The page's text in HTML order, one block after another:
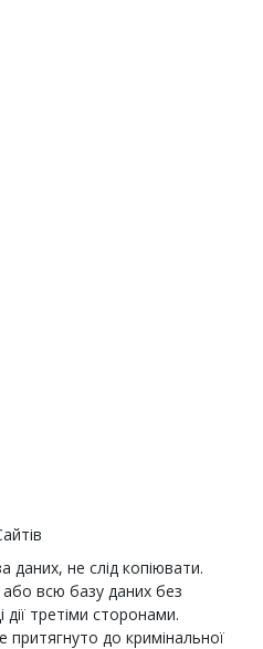
не слід копіювати.
всю базу даних без
третіми сторонами.
до кримінальної